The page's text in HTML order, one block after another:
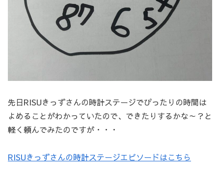
先日RISUきっずさんの時計ステージでぴったりの時間は
よめることがわかっていたので、できたりするかな～？と
軽く頼んでみたのですが・・・
RISUきっずさんの時計ステージエピソードはこちら